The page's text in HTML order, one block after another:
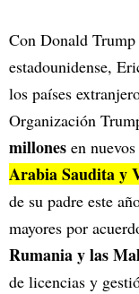
Con Donald
estadounidense,
los países
Organización
millones en
Arabia Saudita y
de su padre este
mayores por
Rumania y las
de licencias y